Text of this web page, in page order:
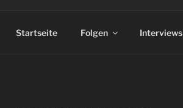
Startseite Folgen Interviews